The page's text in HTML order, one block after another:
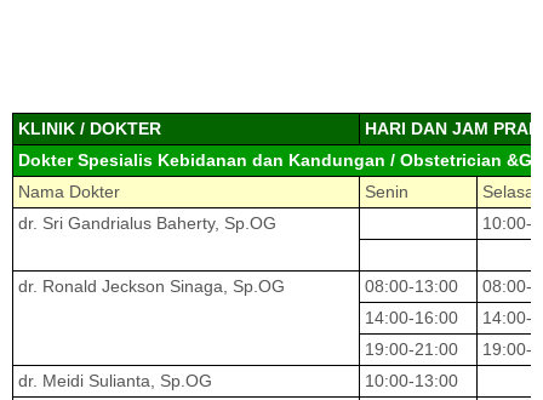
KLINIK / DOKTER
HARI DAN JAM
Dokter Spesialis Kebidanan dan Kandungan / Obstetrician
Nama Dokter
Senin
Selasa
dr. Sri Gandrialus Baherty, Sp.OG
10:00-
dr. Ronald Jeckson Sinaga, Sp.OG 08:00-13:00
08:00-
14:00-16:00
14:00-
19:00-21:00
19:00-
dr. Meidi Sulianta, Sp.OG
10:00-13:00